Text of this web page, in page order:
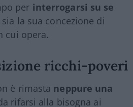
per interrogarsi su se
la sua concezione di
cui opera.
ricchi-poveri
è rimasta neppure una
rifarsi alla bisogna ai